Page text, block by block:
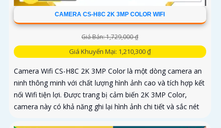
CAMERA CS-H8C 2K 3MP COLOR WIFI
Giá Bán: 1,729,000 ₫
Giá Khuyến Mại: 1,210,300 ₫
Camera Wifi CS-H8C 2K 3MP Color là một dòng camera an
ninh thông minh với chất lượng hình ảnh cao và tích hợp kết
nối Wifi tiện lợi. Được trang bị cảm biến 2K 3MP Color,
camera này có khả năng ghi lại hình ảnh chi tiết và sắc nét